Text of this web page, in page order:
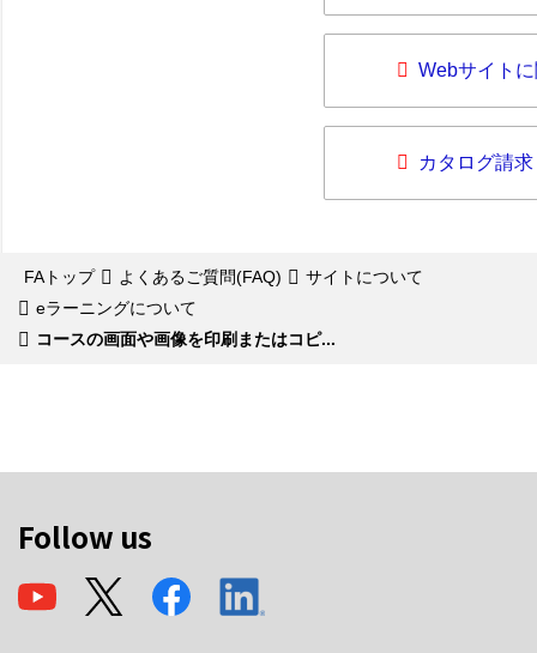
Webサイト
カタログ請求
FAトップ よくあるご質問(FAQ)
サイトについて
eラーニングについて
コースの画面や画像を印刷またはコピ...
Follow us